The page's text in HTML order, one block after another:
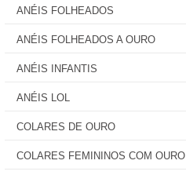
ANÉIS FOLHEADOS
ANÉIS FOLHEADOS A OURO
ANÉIS INFANTIS
ANÉIS LOL
COLARES DE OURO
COLARES FEMININOS COM OURO